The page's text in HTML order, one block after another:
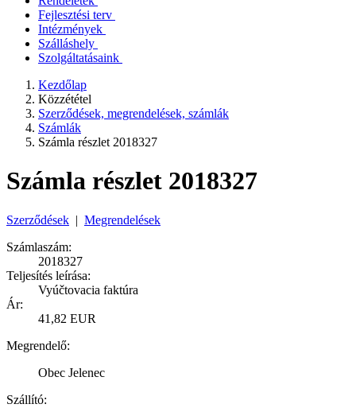
Fejlesztési terv
Intézmények
Szálláshely
Szolgáltatásaink
Kezdőlap
Közzététel
Szerződések, megrendelések, számlák
Számlák
Számla részlet 2018327
Számla részlet 2018327
Szerződések | Megrendelések
Számlaszám:
2018327
Teljesítés leírása:
Vyúčtovacia faktúra
Ár:
41,82 EUR
Megrendelő:
Obec Jelenec
Szállító: